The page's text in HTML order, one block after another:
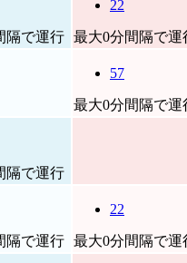
隔で運行
22
最大0分間隔で運
57
最大0分間隔で運
隔で運行
隔で運行
22
最大0分間隔で運